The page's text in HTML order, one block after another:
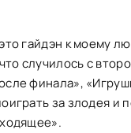
гайдэн к моему
случилось с
финала»,
за злодея и